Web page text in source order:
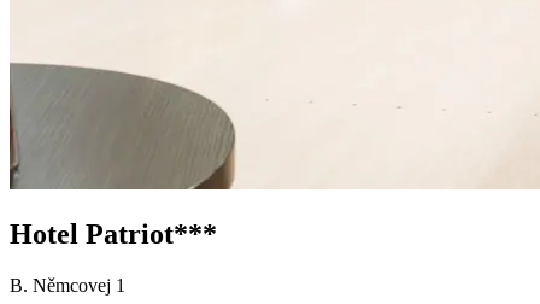
Hotel Patriot***
B. Němcovej 1